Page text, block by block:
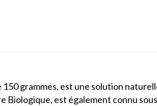
grammes, est une solution
est également connu